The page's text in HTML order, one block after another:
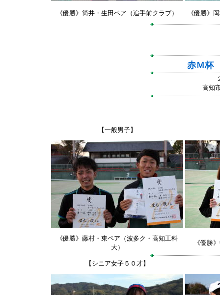
《優勝》筒井・生田ペア（追手前クラブ） 《優勝》
赤Ｍ杯
高知
【一般男子】
《優勝》藤村・東ペア（波多ク・高知工科
大）
《優勝
【シニア女子５０才】